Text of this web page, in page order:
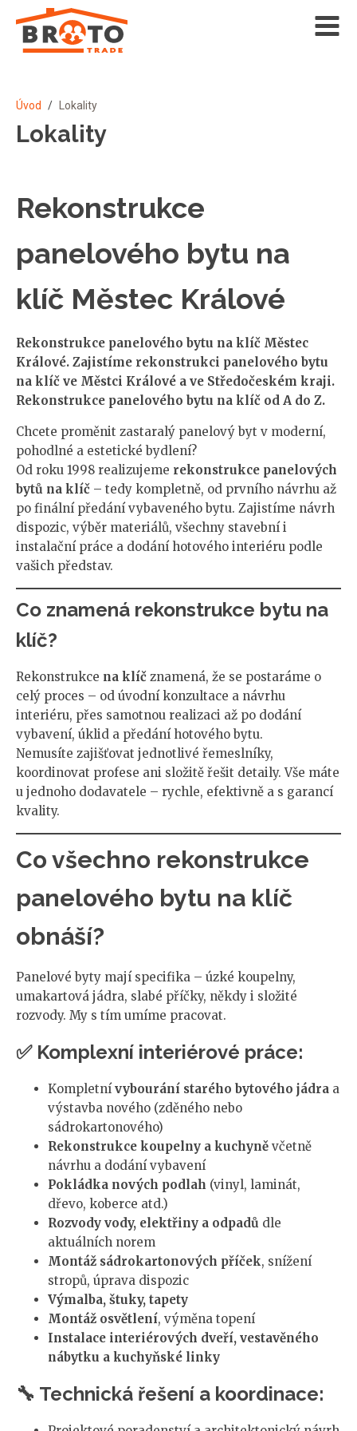
Úvod / Lokality
Lokality
Rekonstrukce
panelového bytu na
klíč Městec Králové
Rekonstrukce panelového bytu na klíč Městec
Králové. Zajistíme rekonstrukci panelového bytu
na klíč ve Městci Králové a ve Středočeském kraji.
Rekonstrukce panelového bytu na klíč od A do Z.
Chcete proměnit zastaralý panelový byt v moderní,
pohodlné a estetické bydlení?
Od roku 1998 realizujeme rekonstrukce panelových
bytů na klíč – tedy kompletně, od prvního návrhu až
po finální předání vybaveného bytu. Zajistíme návrh
dispozic, výběr materiálů, všechny stavební i
instalační práce a dodání hotového interiéru podle
vašich představ.
Co znamená rekonstrukce bytu na
klíč?
Rekonstrukce na klíč znamená, že se postaráme o
celý proces – od úvodní konzultace a návrhu
interiéru, přes samotnou realizaci až po dodání
vybavení, úklid a předání hotového bytu.
Nemusíte zajišťovat jednotlivé řemeslníky,
koordinovat profese ani složitě řešit detaily. Vše máte
u jednoho dodavatele – rychle, efektivně a s garancí
kvality.
Co všechno rekonstrukce
panelového bytu na klíč
obnáší?
Panelové byty mají specifika – úzké koupelny,
umakartová jádra, slabé příčky, někdy i složité
rozvody. My s tím umíme pracovat.
✅ Komplexní interiérové práce:
Kompletnívybourání starého bytového jádra a
výstavba nového (zděného nebo
sádrokartonového)
Rekonstrukce koupelny a kuchyně včetně
návrhu a dodání vybavení
Pokládka nových podlah (vinyl, laminát,
dřevo, koberce atd.)
Rozvody vody, elektřiny a odpadů dle
aktuálních norem
Montáž sádrokartonových příček, snížení
stropů, úprava dispozic
Výmalba, štuky, tapety
Montáž osvětlení, výměna topení
Instalace interiérových dveří, vestavěného
nábytku a kuchyňské linky
🔧 Technická řešení a koordinace: